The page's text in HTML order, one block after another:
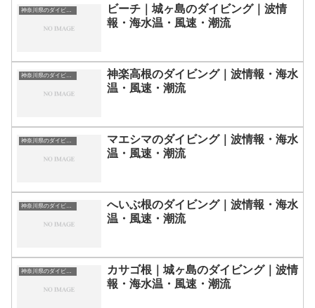
神奈川県のダイビングスポット・ポイント一覧
ビーチ｜城ヶ島のダイビング｜波情
報・海水温・風速・潮流
神奈川県のダイビングスポット・ポイント一覧
神楽高根のダイビング｜波情報・海水
温・風速・潮流
神奈川県のダイビングスポット・ポイント一覧
マエシマのダイビング｜波情報・海水
温・風速・潮流
神奈川県のダイビングスポット・ポイント一覧
へいぶ根のダイビング｜波情報・海水
温・風速・潮流
神奈川県のダイビングスポット・ポイント一覧
カサゴ根｜城ヶ島のダイビング｜波情
報・海水温・風速・潮流